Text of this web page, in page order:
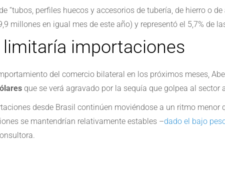
“tubos, perfiles huecos y accesorios de tubería, de hierro o
millones en igual mes de este año) y representó el 5,7% de
limitaría importaciones
del comercio bilateral en los próximos meses,
que se verá agravado por la sequía que golpea al sector
desde Brasil continúen moviéndose a un ritmo
se mantendrían relativamente estables –dado el bajo